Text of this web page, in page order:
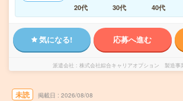
20代
30代 40代
気になる! 応募へ進む
派遣会社 株式会社綜合キャリアオプション 製造事
未読 掲載日 2026/08/08